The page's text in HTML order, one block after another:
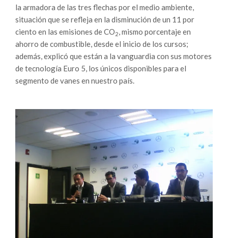
la armadora de las tres flechas por el medio ambiente,
situación que se refleja en la disminución de un 11 por
ciento en las emisiones de CO2, mismo porcentaje en
ahorro de combustible, desde el inicio de los cursos;
además, explicó que están a la vanguardia con sus motores
de tecnología Euro 5, los únicos disponibles para el
segmento de vanes en nuestro país.